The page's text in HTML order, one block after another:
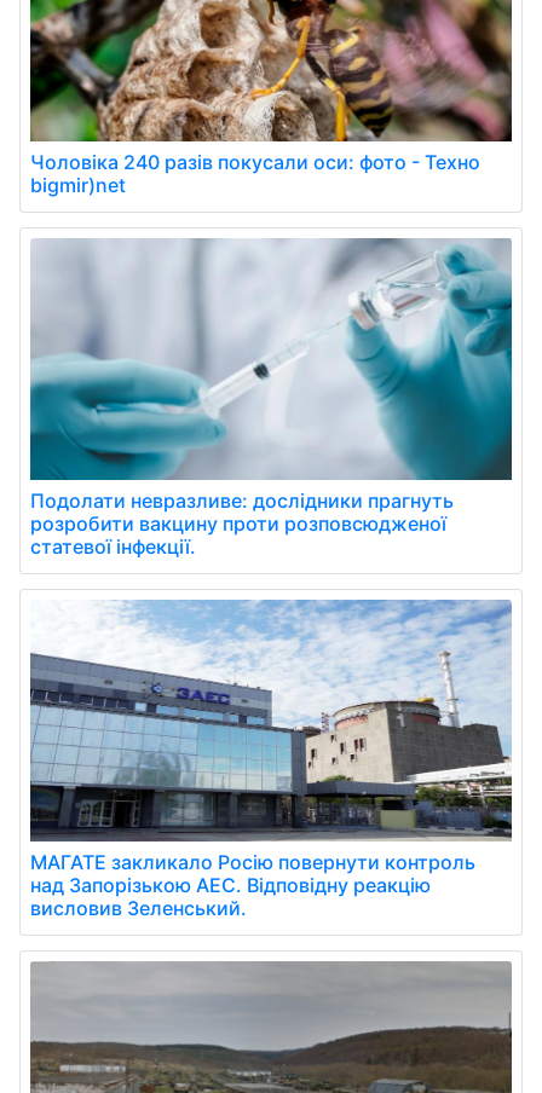
Чоловіка 240 разів покусали оси: фото - Техно
bigmir)net
Подолати невразливе: дослідники прагнуть
розробити вакцину проти розповсюдженої
статевої інфекції.
МАГАТЕ закликало Росію повернути контроль
над Запорізькою АЕС. Відповідну реакцію
висловив Зеленський.